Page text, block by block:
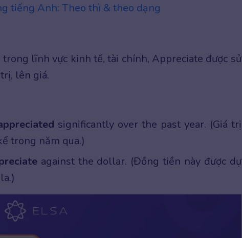
tiếng Anh: Theo thì & theo dạng
lĩnh vực kinh tế, tài chính, Appreciate được sử
lên giá.
significantly over the past year. (Giá trị
trong năm qua.)
against the dollar. (Đồng tiền này được dự